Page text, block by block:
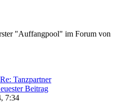
"Auffangpool" im Forum von
Re: Tanzpartner
Beitrag
7:34